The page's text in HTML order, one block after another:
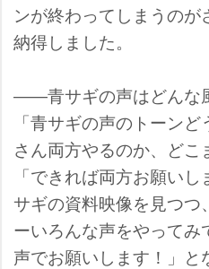
ンが終わってしまうのが
納得しました。
――青サギの声はどんな
「青サギの声のトーン
さん両方やるのか、どこ
「できれば両方お願い
サギの資料映像を見つ
ーいろんな声をやって
声でお願いします！」